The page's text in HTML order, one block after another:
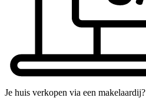
Je huis verkopen via een makelaardij?